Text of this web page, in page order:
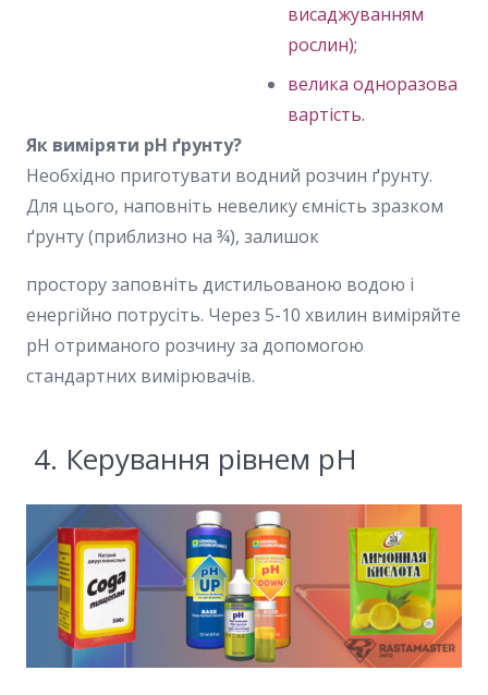
висаджуванням
рослин);
велика одноразова
вартість.
Як виміряти pH ґрунту?
Необхідно приготувати водний розчин ґрунту.
Для цього, наповніть невелику ємність зразком
ґрунту (приблизно на ¾), залишок
простору заповніть дистильованою водою і
енергійно потрусіть. Через 5-10 хвилин виміряйте
pH отриманого розчину за допомогою
стандартних вимірювачів.
4. Керування рівнем pH